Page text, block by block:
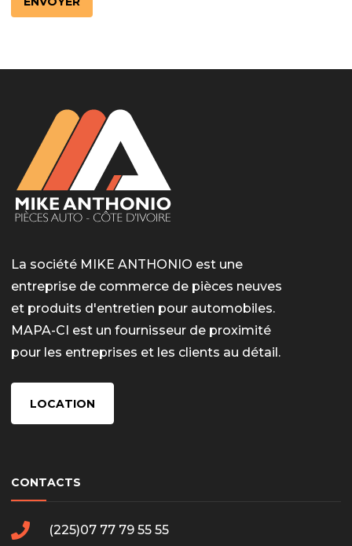
LotoMart
Бай Лото
escort barcelone
https://intimaties.net/es/category/woman-used-
used-panties-es/
eros houston
albanianescort
La société MIKE ANTHONIO est une
entreprise de commerce de pièces neuves
et produits d'entretien pour automobiles.
MAPA-CI est un fournisseur de proximité
pour les entreprises et les clients au détail.
LOCATION
CONTACTS
(225)07 77 79 55 55